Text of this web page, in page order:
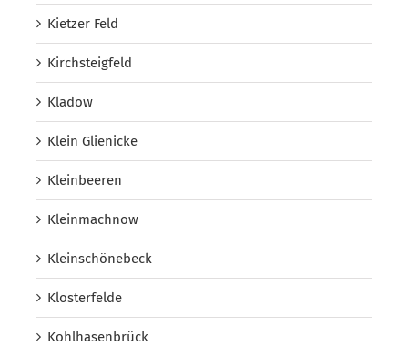
Kietzer Feld
Kirchsteigfeld
Kladow
Klein Glienicke
Kleinbeeren
Kleinmachnow
Kleinschönebeck
Klosterfelde
Kohlhasenbrück